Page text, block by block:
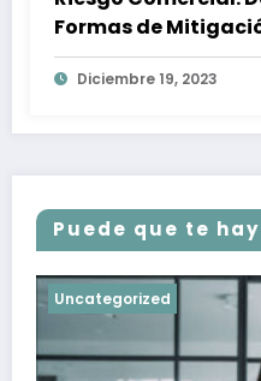
Formas de
Diciembre 19, 2023
Puede que te
Uncategorized